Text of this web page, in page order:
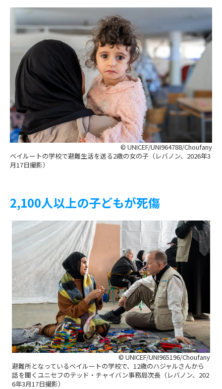
© UNICEF/UNI964788/Choufany
ベイルートの学校で避難生活を送る2歳の女の子（レバノン、2026年3
月17日撮影）
2,100人以上の子どもが死傷
© UNICEF/UNI965196/Choufany
避難所となっているベイルートの学校で、12歳のハジャルさんから
話を聞くユニセフのテッド・チャイバン事務局次長（レバノン、202
6年3月17日撮影）